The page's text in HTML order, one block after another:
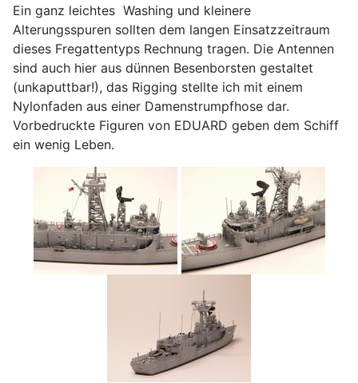
Ein ganz leichtes Washing und kleinere
Alterungsspuren sollten dem langen Einsatzzeitraum
dieses Fregattentyps Rechnung tragen. Die Antennen
sind auch hier aus dünnen Besenborsten gestaltet
(unkaputtbar!), das Rigging stellte ich mit einem
Nylonfaden aus einer Damenstrumpfhose dar.
Vorbedruckte Figuren von EDUARD geben dem Schiff
ein wenig Leben.